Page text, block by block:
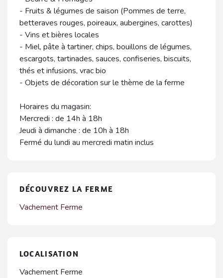
- Fruits & légumes de saison (Pommes de terre,
betteraves rouges, poireaux, aubergines, carottes)
- Vins et bières locales
- Miel, pâte à tartiner, chips, bouillons de légumes,
escargots, tartinades, sauces, confiseries, biscuits,
thés et infusions, vrac bio
- Objets de décoration sur le thème de la ferme
Horaires du magasin:
Mercredi : de 14h à 18h
Jeudi à dimanche : de 10h à 18h
Fermé du lundi au mercredi matin inclus
DÉCOUVREZ LA FERME
Vachement Ferme
LOCALISATION
Vachement Ferme